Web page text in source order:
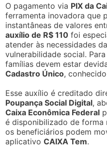
O pagamento via PIX da
ferramenta inovadora que
instantâneas de valores
auxílio de R$ 110 foi
atender às necessidades
vulnerabilidade social.
famílias devem estar
Cadastro Único,
Esse auxílio é creditado
Poupança Social Digital,
Caixa Econômica Federal
é disponibilizado de forma
os beneficiários podem
aplicativoCAIXA Tem.